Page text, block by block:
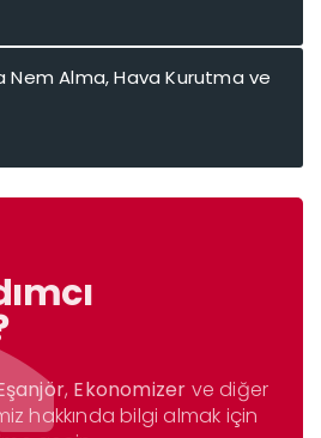
Nem Alma, Hava Kurutma ve
, Ekonomizer ve diğer
hakkında bilgi almak için